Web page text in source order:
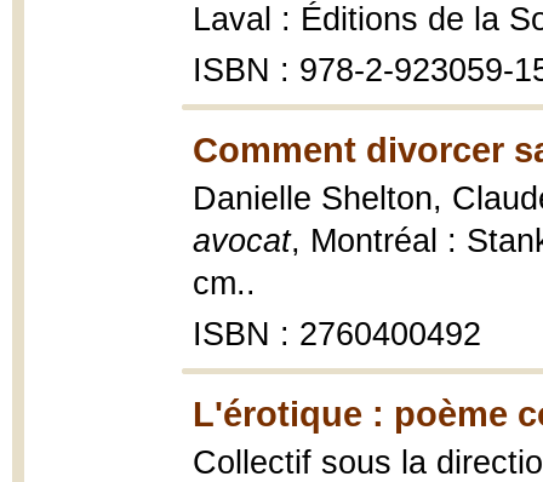
Laval : Éditions de la
ISBN : 978-2-923059-
Comment divorcer
Danielle Shelton,
avocat, Montréal :
cm..
ISBN : 2760400492
L'érotique : poème
Collectif sous la